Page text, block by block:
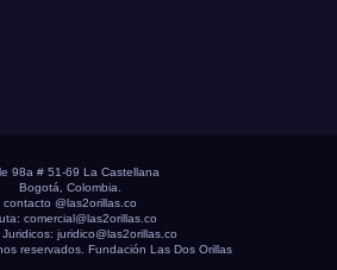
98a # 51-69 La Castellana
Bogotá, Colombia.
contacto @las2orillas.co
comercial@las2orillas.co
Juridicos: juridico@las2orillas.co
reservados. Fundación Las Dos Orillas